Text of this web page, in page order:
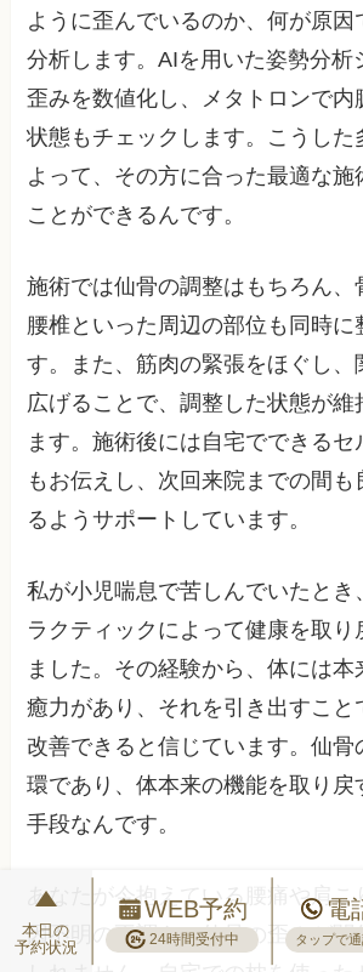
ように歪んでいるのか、何が原因
分析します。AIを用いた姿勢分析
歪みを数値化し、メタトロンで内
状態もチェックします。こうした
よって、その方に合った最適な施
ことができるんです。
施術では仙骨の調整はもちろん、
腰椎といった周辺の部位も同時に
す。また、筋肉の緊張をほぐし、
広げることで、調整した状態が維
ます。施術後には自宅でできる
もお伝えし、次回来院までの間も
るようサポートしています。
私が小児喘息で苦しんでいたとき
ラクティックによって健康を取り
ました。その経験から、体には
癒力があり、それを引き出すこと
改善できると信じています。仙骨
環であり、体本来の機能を取り戻
手段なんです。
あなたが今抱えている腰痛や肩
因不明の不調も、仙骨の歪みが関
本日の
予約状況
WEB予約
24時間受付中
電
タップで